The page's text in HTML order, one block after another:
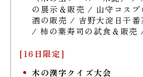
の展示＆販売 / 山守コス
酒の販売 / 吉野大淀日干番
/ 柿の葉寿司の試食＆販売
[16日限定]
木の漢字クイズ大会